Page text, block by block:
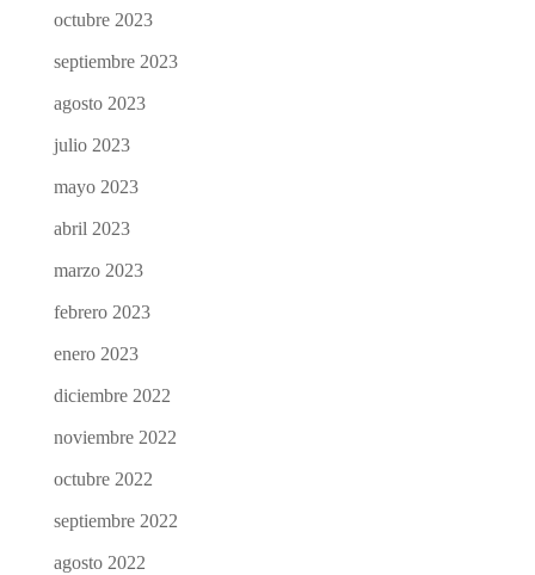
octubre 2023
septiembre 2023
agosto 2023
julio 2023
mayo 2023
abril 2023
marzo 2023
febrero 2023
enero 2023
diciembre 2022
noviembre 2022
octubre 2022
septiembre 2022
agosto 2022